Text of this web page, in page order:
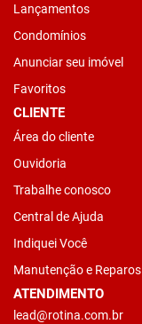
Lançamentos
Condomínios
Anunciar seu imóvel
Favoritos
CLIENTE
Área do cliente
Ouvidoria
Trabalhe conosco
Central de Ajuda
Indiquei Você
Manutenção e Reparos
ATENDIMENTO
lead@rotina.com.br